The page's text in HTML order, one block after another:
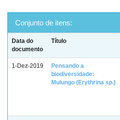
Conjunto de itens:
Data do
documento
Título
1-Dez-2019
Pensando a
biodiversidade:
Mulungo (Erythrina sp.)